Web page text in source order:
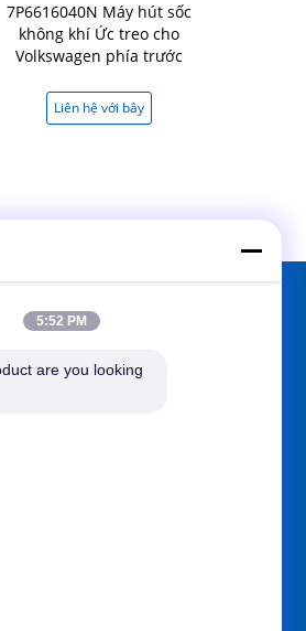
7P6616040N Máy hút sốc
không khí Ức treo cho
Volkswagen phía trước
Liên hệ với bây
TÔI TRÊN
5:52 PM
are you looking